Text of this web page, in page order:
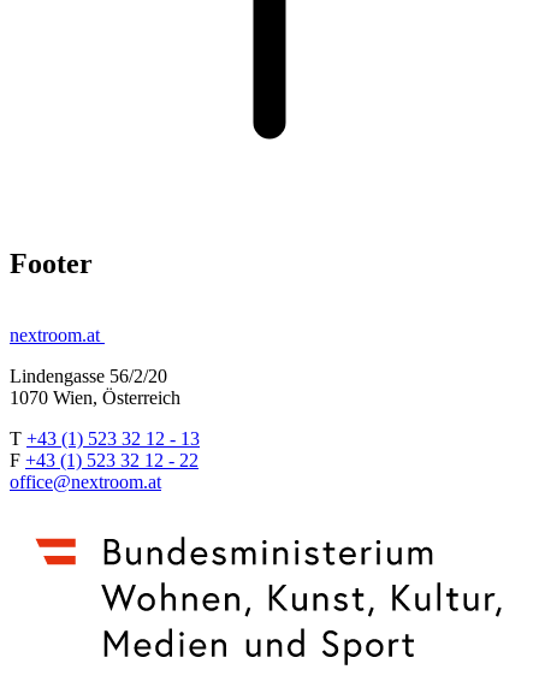
Footer
nextroom.at
Lindengasse 56/2/20
1070 Wien, Österreich
T +43 (1) 523 32 12 - 13
F +43 (1) 523 32 12 - 22
office@nextroom.at